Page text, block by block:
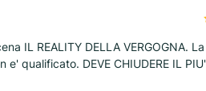
IL REALITY DELLA VERGOGNA. La
qualificato. DEVE CHIUDERE IL PIU'